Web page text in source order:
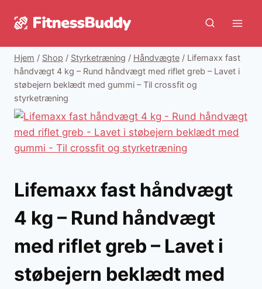
Hjem / Shop / Styrketræning / Håndvægte / Lifemaxx fast
håndvægt 4 kg – Rund håndvægt med riflet greb – Lavet i
støbejern beklædt med gummi – Til crossfit og
styrketræning
Lifemaxx fast håndvægt
4 kg – Rund håndvægt
med riflet greb – Lavet i
støbejern beklædt med